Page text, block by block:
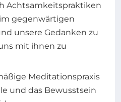
Achtsamkeitspraktiken
gegenwärtigen
unsere Gedanken zu
mit ihnen zu
Meditationspraxis
und das Bewusstsein